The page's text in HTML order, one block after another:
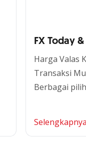
FX Today
Harga Valas
Transaksi
Berbagai
Selengkapnya